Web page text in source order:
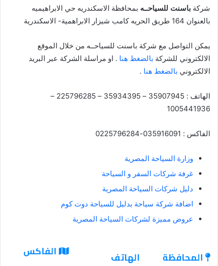
شركة باسنت للسياحــه بمحافظة الاسكندريه حي الابراهيميه
بالعنوان 164 طريق الحريه كامب شيزار الابراهمية- الاسكندرية
يمكن التواصل مع شركة باسنت للسياحــه من خلال الموقع
الالكتروني للشركة بالضغط هنا . او مراسلة الشركة عبر البريد
الالكتروني بالضغط هنا .
الهاتف : 35907945 – 35934395 – 225796285 –
1005441936
الفاكس : 035916091-0225796284
وزارة السياحة المصرية
غرفة شركات السفر و السياحة
دليل شركات السياحة المصرية
اضافة شركة سياحة بدليل للسياحة دوت كوم
عروض مميزة لشركات السياحة المصرية
المحافظة الهاتف الفاكس